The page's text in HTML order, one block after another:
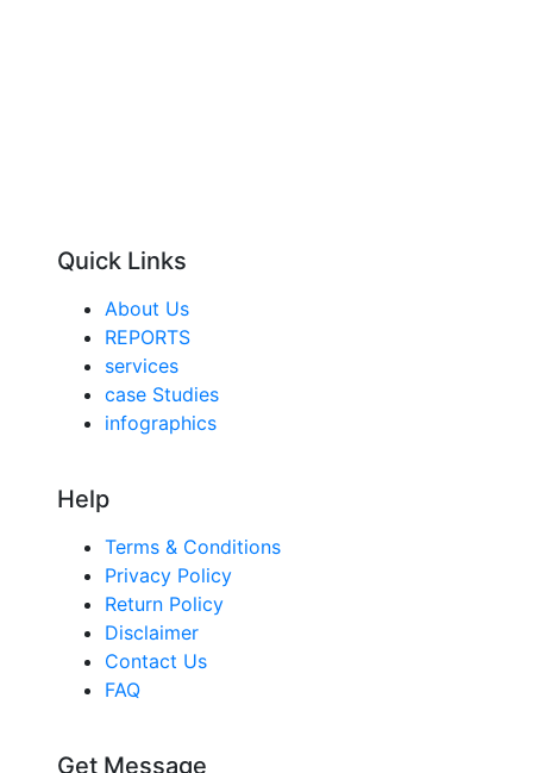
Quick Links
About Us
REPORTS
services
case Studies
infographics
Help
Terms & Conditions
Privacy Policy
Return Policy
Disclaimer
Contact Us
FAQ
Get Message